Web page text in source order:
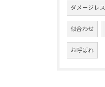
ダメージレス
似合わせ
お呼ばれ